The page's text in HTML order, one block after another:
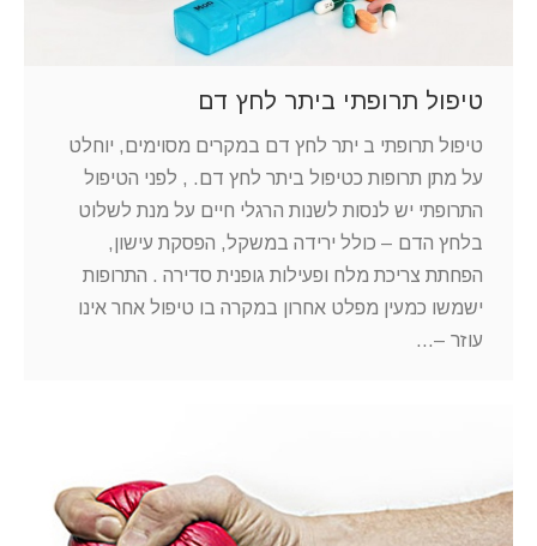
טיפול תרופתי ביתר לחץ דם
טיפול תרופתי ב יתר לחץ דם במקרים מסוימים, יוחלט
על מתן תרופות כטיפול ביתר לחץ דם. , לפני הטיפול
התרופתי יש לנסות לשנות הרגלי חיים על מנת לשלוט
בלחץ הדם – כולל ירידה במשקל, הפסקת עישון,
הפחתת צריכת מלח ופעילות גופנית סדירה . התרופות
ישמשו כמעין מפלט אחרון במקרה בו טיפול אחר אינו
עוזר –…